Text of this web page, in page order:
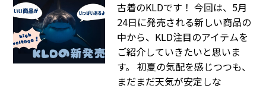
古着のKLDです！ 今回は、5月
24日に発売される新しい商品の
中から、KLD注目のアイテムを
ご紹介していきたいと思いま
す。 初夏の気配を感じつつも、
まだまだ天気が安定しな